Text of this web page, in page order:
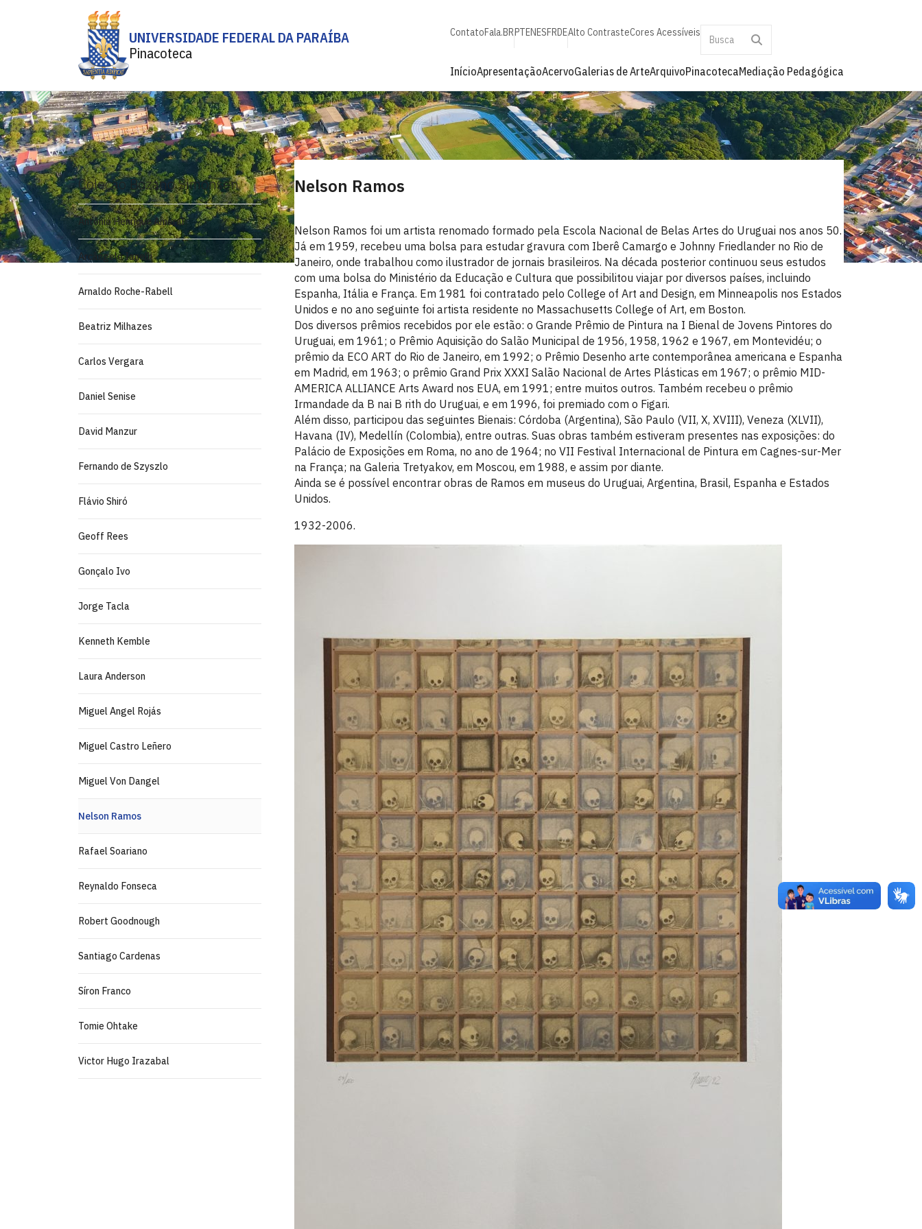
UNIVERSIDADE FEDERAL DA PARAÍBA
Pinacoteca
ContatoFala.BRPTENESFRDEAlto ContrasteCores Acessíveis
InícioApresentaçãoAcervoGalerias de ArteArquivoPinacotecaMediação Pedagógica
Coleção Bozano Simonsen
Antônio Henrique Amaral
Arcângelo Ianelli
Arnaldo Roche-Rabell
Beatriz Milhazes
Carlos Vergara
Daniel Senise
David Manzur
Fernando de Szyszlo
Flávio Shiró
Geoff Rees
Gonçalo Ivo
Jorge Tacla
Kenneth Kemble
Laura Anderson
Miguel Angel Rojás
Miguel Castro Leñero
Miguel Von Dangel
Nelson Ramos
Rafael Soariano
Reynaldo Fonseca
Robert Goodnough
Santiago Cardenas
Síron Franco
Tomie Ohtake
Victor Hugo Irazabal
Nelson Ramos
Nelson Ramos foi um artista renomado formado pela Escola Nacional de Belas Artes do Uruguai nos anos 50.
Já em 1959, recebeu uma bolsa para estudar gravura com Iberê Camargo e Johnny Friedlander no Rio de
Janeiro, onde trabalhou como ilustrador de jornais brasileiros. Na década posterior continuou seus estudos
com uma bolsa do Ministério da Educação e Cultura que possibilitou viajar por diversos países, incluindo
Espanha, Itália e França. Em 1981 foi contratado pelo College of Art and Design, em Minneapolis nos Estados
Unidos e no ano seguinte foi artista residente no Massachusetts College of Art, em Boston.
Dos diversos prêmios recebidos por ele estão: o Grande Prêmio de Pintura na I Bienal de Jovens Pintores do
Uruguai, em 1961; o Prêmio Aquisição do Salão Municipal de 1956, 1958, 1962 e 1967, em Montevidéu; o
prêmio da ECO ART do Rio de Janeiro, em 1992; o Prêmio Desenho arte contemporânea americana e Espanha
em Madrid, em 1963; o prêmio Grand Prix XXXI Salão Nacional de Artes Plásticas em 1967; o prêmio MID-
AMERICA ALLIANCE Arts Award nos EUA, em 1991; entre muitos outros. Também recebeu o prêmio
Irmandade da B nai B rith do Uruguai, e em 1996, foi premiado com o Figari.
Além disso, participou das seguintes Bienais: Córdoba (Argentina), São Paulo (VII, X, XVIII), Veneza (XLVII),
Havana (IV), Medellín (Colombia), entre outras. Suas obras também estiveram presentes nas exposições: do
Palácio de Exposições em Roma, no ano de 1964; no VII Festival Internacional de Pintura em Cagnes-sur-Mer
na França; na Galeria Tretyakov, em Moscou, em 1988, e assim por diante.
Ainda se é possível encontrar obras de Ramos em museus do Uruguai, Argentina, Brasil, Espanha e Estados
Unidos.
1932-2006.